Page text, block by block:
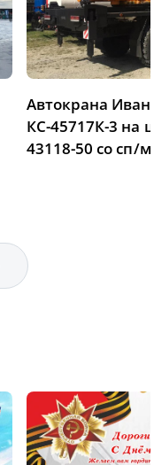
Автокрана
КС-45717К-3 на
43118-50 со сп/м